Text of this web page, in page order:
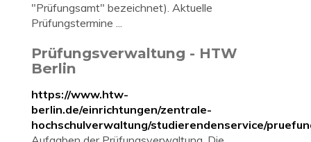
"Prüfungsamt" bezeichnet). Aktuelle
Prüfungstermine ...
Prüfungsverwaltung - HTW
Berlin
https://www.htw-
berlin.de/einrichtungen/zentrale-
hochschulverwaltung/studierendenservice/